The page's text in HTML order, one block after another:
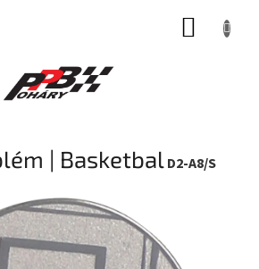
| BasketbalD2-A8/S